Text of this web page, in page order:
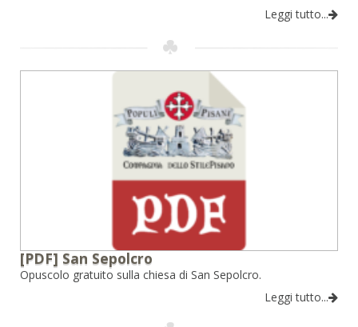
Leggi tutto...
[PDF] San Sepolcro
Opuscolo gratuito sulla chiesa di San Sepolcro.
Leggi tutto...